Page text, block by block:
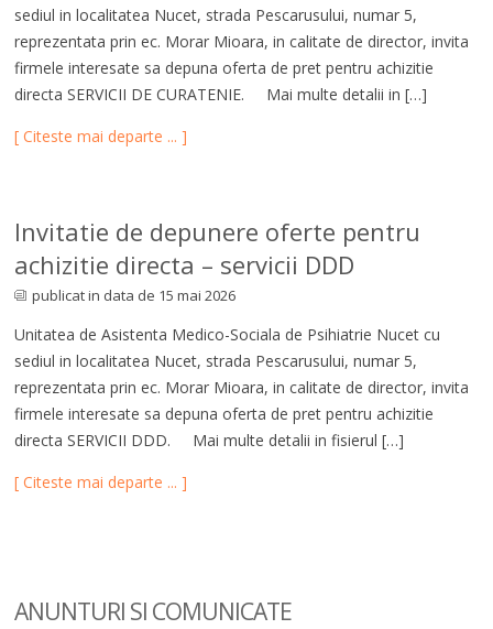
sediul in localitatea Nucet, strada Pescarusului, numar 5,
reprezentata prin ec. Morar Mioara, in calitate de director, invita
firmele interesate sa depuna oferta de pret pentru achizitie
directa SERVICII DE CURATENIE. Mai multe detalii in […]
[ Citeste mai departe ... ]
Invitatie de depunere oferte pentru
achizitie directa – servicii DDD
publicat in data de 15 mai 2026
Unitatea de Asistenta Medico-Sociala de Psihiatrie Nucet cu
sediul in localitatea Nucet, strada Pescarusului, numar 5,
reprezentata prin ec. Morar Mioara, in calitate de director, invita
firmele interesate sa depuna oferta de pret pentru achizitie
directa SERVICII DDD. Mai multe detalii in fisierul […]
[ Citeste mai departe ... ]
ANUNTURI SI COMUNICATE